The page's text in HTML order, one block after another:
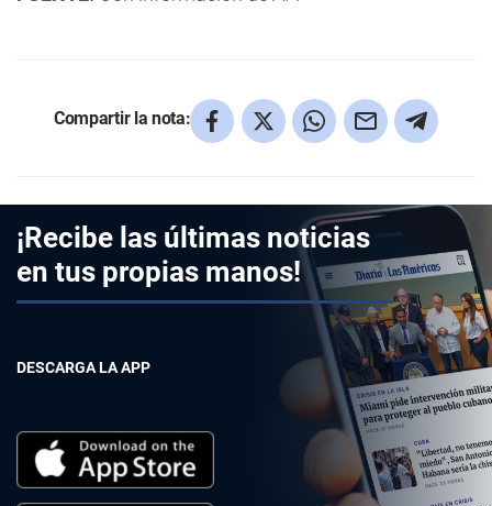
Compartir la nota:
¡Recibe las últimas noticias
en tus propias manos!
DESCARGA LA APP